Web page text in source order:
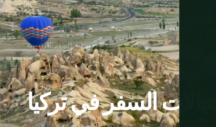
الرئيسية›احتيالات السفر›تركيا
محدث لعام 2026
احتيالات السفر في تركيا